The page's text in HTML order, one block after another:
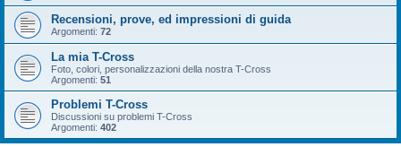
Recensioni, prove, ed impressioni di guida
Argomenti: 72
La mia T-Cross
Foto, colori, personalizzazioni della nostra T-Cross
Argomenti: 51
Problemi T-Cross
Discussioni su problemi T-Cross
Argomenti: 402